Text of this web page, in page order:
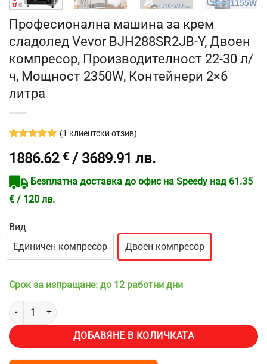
Професионална машина за крем
сладолед Vevor BJH288SR2JB-Y, Двоен
компресор, Производителност 22-30 л/
ч, Мощност 2350W, Контейнери 2×6
литра
от 5,
базирано
на
потребителски
оценки
(1 клиентски отзив)
1886.62 € / 3689.91 лв.
Безплатна доставка до офис на Speedy над 61.35
€ / 120 лв.
Вид
Единичен компресор
Двоен компресор
Срок за изпращане: до 12 работни дни
количество за Професионална машина за крем сладолед Vevor
ДОБАВЯНЕ В КОЛИЧКАТА